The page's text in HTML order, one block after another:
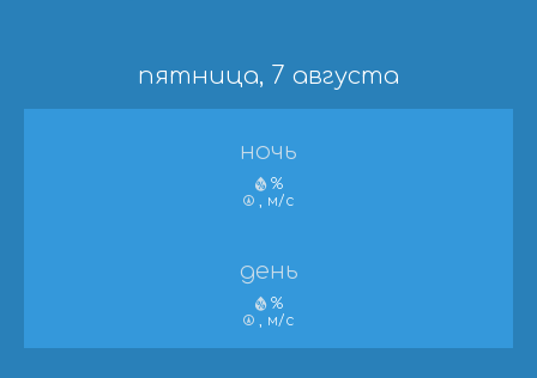
пятница, 7 августа
ночь
%
, м/с
день
%
, м/с